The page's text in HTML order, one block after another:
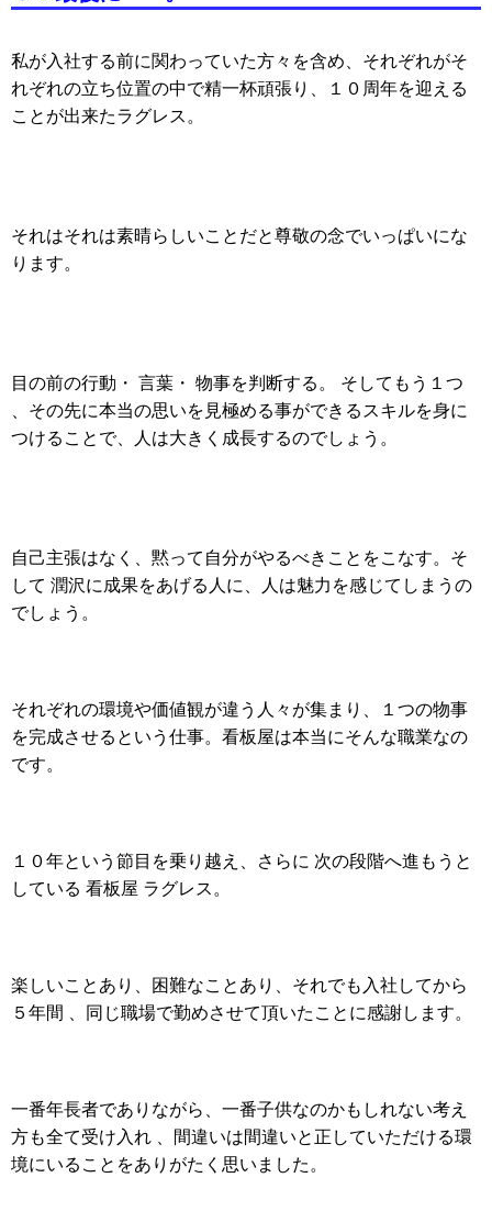
私が入社する前に関わっていた方々を含め、それぞれがそ
れぞれの立ち位置の中で精一杯頑張り、１０周年を迎える
ことが出来たラグレス。
それはそれは素晴らしいことだと尊敬の念でいっぱいにな
ります。
目の前の行動・ 言葉・ 物事を判断する。 そしてもう１つ
、その先に本当の思いを見極める事ができるスキルを身に
つけることで、人は大きく成長するのでしょう。
自己主張はなく、黙って自分がやるべきことをこなす。そ
して 潤沢に成果をあげる人に、人は魅力を感じてしまうの
でしょう。
それぞれの環境や価値観が違う人々が集まり、１つの物事
を完成させるという仕事。 看板屋は本当にそんな職業なの
です。
１０年という節目を乗り越え、さらに 次の段階へ進もうと
している 看板屋 ラグレス。
楽しいことあり、困難なことあり、それでも入社してから
５年間 、同じ職場で勤めさせて頂いたことに感謝します。
一番年長者でありながら、一番子供なのかもしれない考え
方も全て受け入れ 、間違いは間違いと正していただける環
境にいることをありがたく思いました。